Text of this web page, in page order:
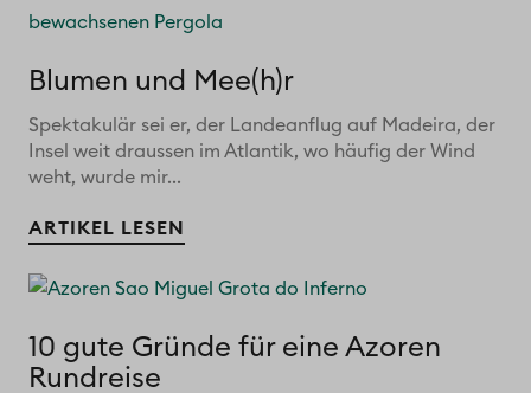
Blumen und Mee(h)r
Spektakulär sei er, der Landeanflug auf Madeira, der
Insel weit draussen im Atlantik, wo häufig der Wind
weht, wurde mir...
ARTIKEL LESEN
10 gute Gründe für eine Azoren
Rundreise